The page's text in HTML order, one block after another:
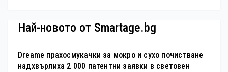
Най-новото от Smartage.bg
Dreame прахосмукачки за мокро и сухо почистване
надхвърлиха 2 000 патентни заявки в световен